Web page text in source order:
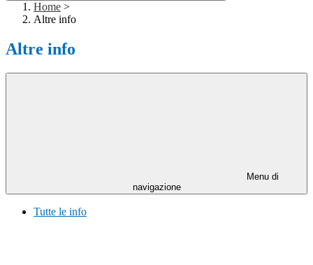
Home >
Altre info
Altre info
Menu di
navigazione
Tutte le info